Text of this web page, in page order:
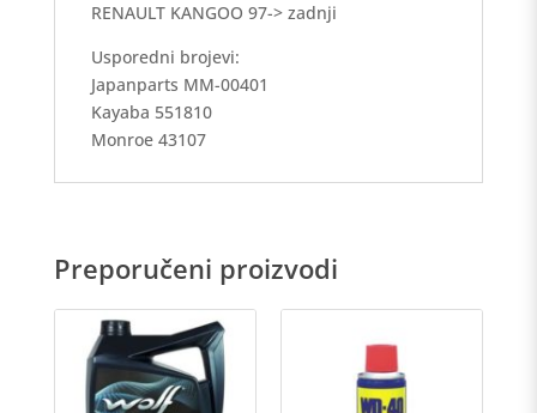
RENAULT KANGOO 97-> zadnji
Usporedni brojevi:
Japanparts MM-00401
Kayaba 551810
Monroe 43107
Preporučeni proizvodi